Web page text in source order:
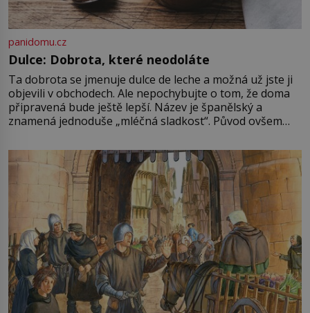
panidomu.cz
Dulce: Dobrota, které neodoláte
Ta dobrota se jmenuje dulce de leche a možná už jste ji
objevili v obchodech. Ale nepochybujte o tom, že doma
připravená bude ještě lepší. Název je španělský a
znamená jednoduše „mléčná sladkost“. Původ ovšem
pře hned několik latinskoamerických zemí a k tomu
Francie, kde se traduje,